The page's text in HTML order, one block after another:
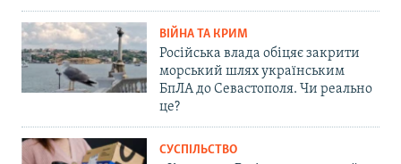
ВІЙНА ТА КРИМ
Російська влада обіцяє закрити
морський шлях українським
БпЛА до Севастополя. Чи реально
це?
СУСПІЛЬСТВО